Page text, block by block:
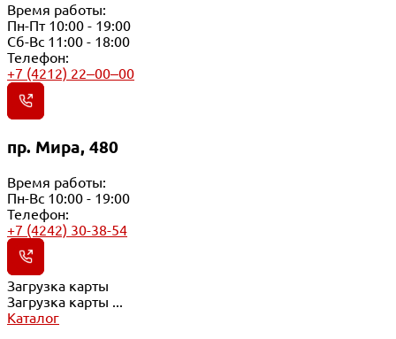
Время работы:
Пн-Пт 10:00 - 19:00
Сб-Вс 11:00 - 18:00
Телефон:
+7 (4212) 22‒00‒00
пр. Мира, 480
Время работы:
Пн-Вс 10:00 - 19:00
Телефон:
+7 (4242) 30-38-54
Загрузка карты
Загрузка карты ...
Каталог